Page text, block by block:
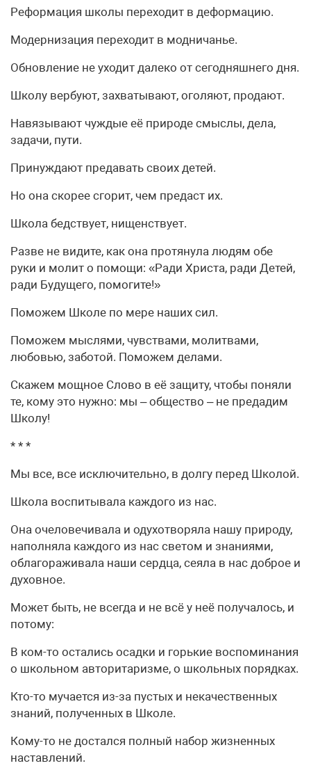
Реформация школы переходит в деформацию.
Модернизация переходит в модничанье.
Обновление не уходит далеко от сегодняшнего дня.
Школу вербуют, захватывают, оголяют, продают.
Навязывают чуждые её природе смыслы, дела,
задачи, пути.
Принуждают предавать своих детей.
Но она скорее сгорит, чем предаст их.
Школа бедствует, нищенствует.
Разве не видите, как она протянула людям обе
руки и молит о помощи: «Ради Христа, ради Детей,
ради Будущего, помогите!»
Поможем Школе по мере наших сил.
Поможем мыслями, чувствами, молитвами,
любовью, заботой. Поможем делами.
Скажем мощное Слово в её защиту, чтобы поняли
те, кому это нужно: мы – общество – не предадим
Школу!
* * *
Мы все, все исключительно, в долгу перед Школой.
Школа воспитывала каждого из нас.
Она очеловечивала и одухотворяла нашу природу,
наполняла каждого из нас светом и знаниями,
облагораживала наши сердца, сеяла в нас доброе и
духовное.
Может быть, не всегда и не всё у неё получалось, и
потому:
В ком-то остались осадки и горькие воспоминания
о школьном авторитаризме, о школьных порядках.
Кто-то мучается из-за пустых и некачественных
знаний, полученных в Школе.
Кому-то не достался полный набор жизненных
наставлений.